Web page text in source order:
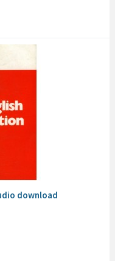
download